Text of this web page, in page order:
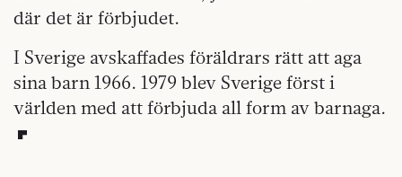
där det är förbjudet.
I Sverige avskaffades föräldrars rätt att aga
sina barn 1966. 1979 blev Sverige först i
världen med att förbjuda all form av barnaga.